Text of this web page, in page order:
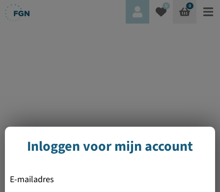
0 0
Inloggen voor mijn account
E-mailadres